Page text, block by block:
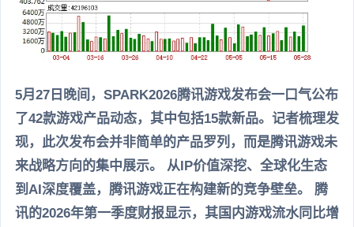
5月27日晚间，SPARK2026腾讯游戏发布会一口气公布
了42款游戏产品动态，其中包括15款新品。记者梳理发
现，此次发布会并非简单的产品罗列，而是腾讯游戏未
来战略方向的集中展示。 从IP价值深挖、全球化生态
到AI深度覆盖，腾讯游戏正在构建新的竞争壁垒。 腾
讯的2026年第一季度财报显示，其国内游戏流水同比增